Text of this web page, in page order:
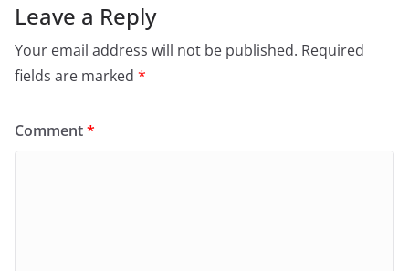
Leave a Reply
Your email address will not be published. Required
fields are marked *
Comment*